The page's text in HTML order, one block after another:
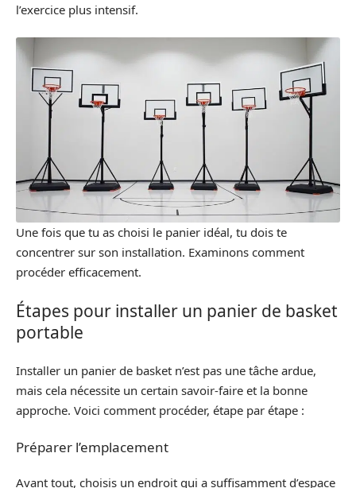
l’exercice plus intensif.
Une fois que tu as choisi le panier idéal, tu dois te
concentrer sur son installation. Examinons comment
procéder efficacement.
Étapes pour installer un panier de basket
portable
Installer un panier de basket n’est pas une tâche ardue,
mais cela nécessite un certain savoir-faire et la bonne
approche. Voici comment procéder, étape par étape :
Préparer l’emplacement
Avant tout, choisis un endroit qui a suffisamment d’espace